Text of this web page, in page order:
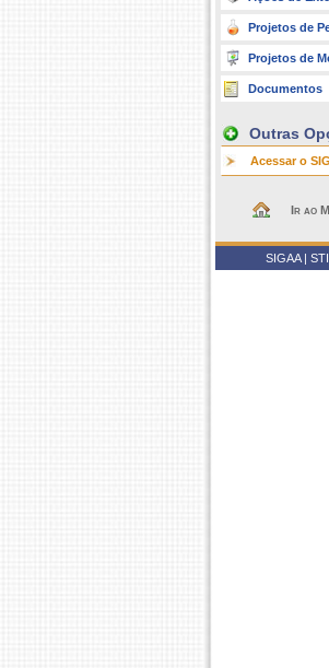
Projetos de
Projetos de
Documentos
Outras
Acessar o
Ir ao
SIGAA |